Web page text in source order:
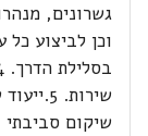
גשרונים,
וכן לביצוע כל
שירות.